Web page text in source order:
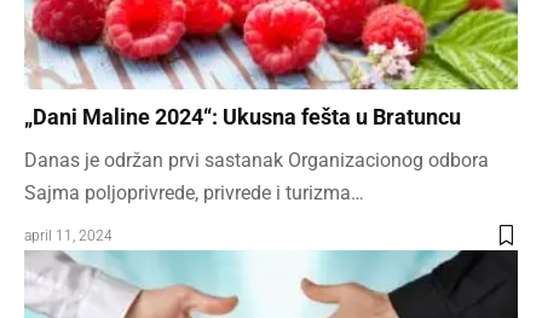
„Dani Maline 2024“: Ukusna fešta u Bratuncu
Danas je održan prvi sastanak Organizacionog odbora
Sajma poljoprivrede, privrede i turizma…
april 11, 2024